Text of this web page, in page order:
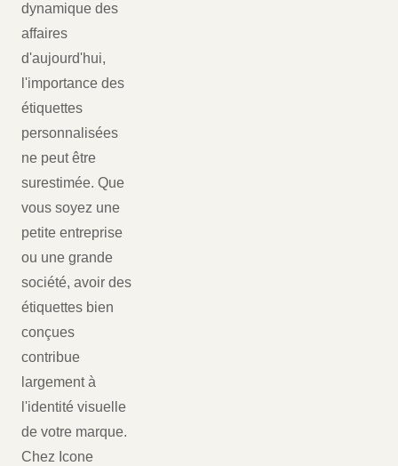
dynamique des
affaires
d'aujourd'hui,
l'importance des
étiquettes
personnalisées
ne peut être
surestimée. Que
vous soyez une
petite entreprise
ou une grande
société, avoir des
étiquettes bien
conçues
contribue
largement à
l'identité visuelle
de votre marque.
Chez Icone